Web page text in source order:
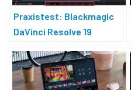
Praxistest: Blackmagic
DaVinci Resolve 19